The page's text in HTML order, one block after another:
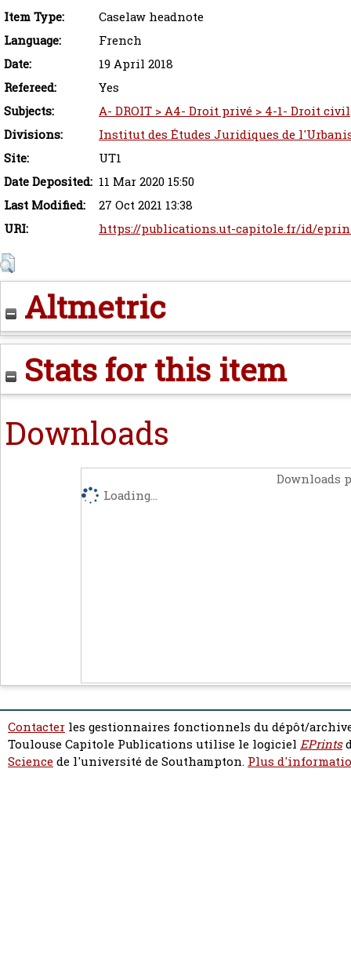
Item Type:
Caselaw headnote
Language:
French
Date:
19 April 2018
Refereed:
Yes
Subjects:
A- DROIT > A4- Droit privé > 4-1- Droit civil
Divisions:
Institut des Études Juridiques de
Site:
UT1
Date Deposited: 11 Mar 2020 15:50
Last Modified:
27 Oct 2021 13:38
URI:
https://publications.ut-capitole.fr/id/
Altmetric
Stats for this item
Downloads
Downloads
Loading...
Contacter les gestionnaires fonctionnels du dépôt/
Toulouse Capitole Publications utilise le logiciel EPrints
Sciencede l'université de Southampton. Plus